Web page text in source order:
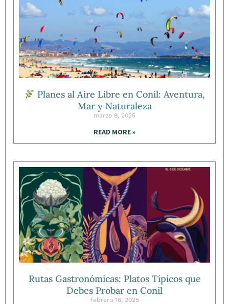
Planes al Aire Libre en Conil: Aventura,
Mar y Naturaleza
marzo 9, 2025
READ MORE »
Rutas Gastronómicas: Platos Típicos que
Debes Probar en Conil
febrero 16, 2025